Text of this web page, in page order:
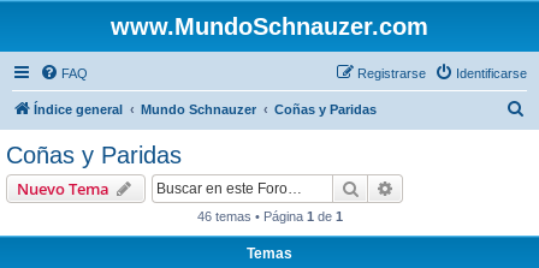
www.MundoSchnauzer.com
FAQ Identificarse
Registrarse
Índice general Mundo Schnauzer Coñas y Paridas
Coñas y Paridas
Nuevo Tema Buscar
46 temas • Página 1 de 1
Temas